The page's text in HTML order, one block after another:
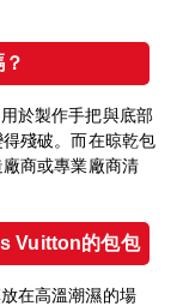
於製作手把與底部
殘破。而在晾乾包
商或專業廠商清
Vuitton的包包
在高溫潮濕的場